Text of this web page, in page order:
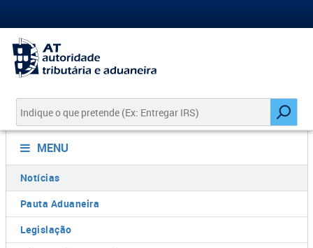
MENU
Notícias
Pauta Aduaneira
Legislação